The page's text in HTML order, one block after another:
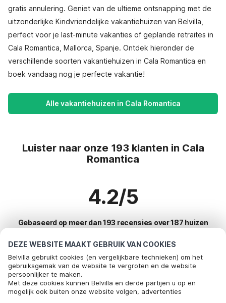
DEZE WEBSITE MAAKT GEBRUIK VAN COOKIES
Belvilla gebruikt cookies (en vergelijkbare technieken) om het
gebruiksgemak van de website te vergroten en de website
persoonlijker te maken.
Met deze cookies kunnen Belvilla en derde partijen u op en
mogelijk ook buiten onze website volgen, advertenties
gratis annulering. Geniet van de ultieme ontsnapping met de
uitzonderlijke Kindvriendelijke vakantiehuizen van Belvilla,
perfect voor je last-minute vakanties of geplande retraites in
Cala Romantica, Mallorca, Spanje. Ontdek hieronder de
verschillende soorten vakantiehuizen in Cala Romantica en
boek vandaag nog je perfecte vakantie!
Alle vakantiehuizen in Cala Romantica
Luister naar onze 193 klanten in Cala
Romantica
4.2/5
Gebaseerd op meer dan 193 recensies over 187 huizen
Meest populaire bestemmingen voor
vakantie
Top steden met top voorzieningen voor vakantie